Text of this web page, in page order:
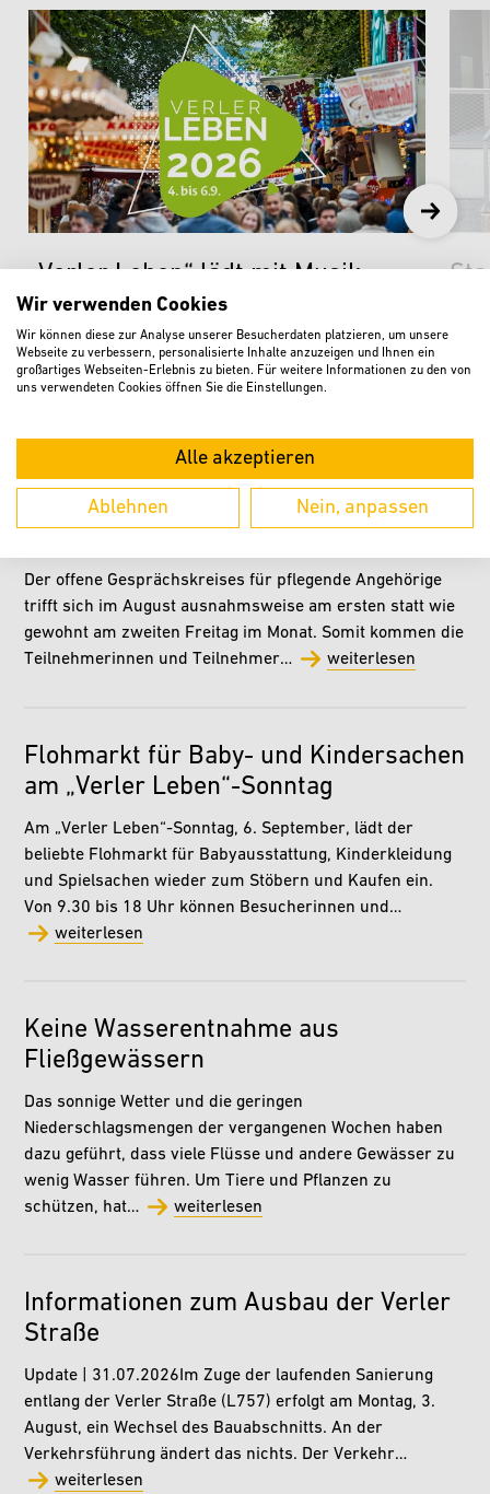
„Verler Leben“ lädt mit Musik,
Kirmes und neuen Angeboten zum
Feiern ein
weiterlesen
Offener Gesprächskreis für pflegende
Der offene Gesprächskreises für pflegende Angehörige
trifft sich im August ausnahmsweise am ersten statt wie
gewohnt am zweiten Freitag im Monat. Somit kommen die
Teilnehmerinnen und Teilnehmer…
weiterlesen
Flohmarkt für Baby- und Kindersachen
am „Verler Leben“-Sonntag
Am „Verler Leben“-Sonntag, 6. September, lädt der
beliebte Flohmarkt für Babyausstattung, Kinderkleidung
und Spielsachen wieder zum Stöbern und Kaufen ein.
Von 9.30 bis 18 Uhr können Besucherinnen und…
weiterlesen
Keine Wasserentnahme aus
Fließgewässern
Das sonnige Wetter und die geringen
Niederschlagsmengen der vergangenen Wochen haben
dazu geführt, dass viele Flüsse und andere Gewässer zu
wenig Wasser führen. Um Tiere und Pflanzen zu
schützen, hat…
weiterlesen
Informationen zum Ausbau der Verler
Straße
Update | 31.07.2026Im Zuge der laufenden Sanierung
entlang der Verler Straße (L757) erfolgt am Montag, 3.
August, ein Wechsel des Bauabschnitts. An der
Verkehrsführung ändert das nichts. Der Verkehr…
weiterlesen
Wir verwenden Cookies
Wir können diese zur Analyse unserer Besucherdaten platzieren, um unsere
Webseite zu verbessern, personalisierte Inhalte anzuzeigen und Ihnen ein
großartiges Webseiten-Erlebnis zu bieten. Für weitere Informationen zu den von
uns verwendeten Cookies öffnen Sie die Einstellungen.
Alle akzeptieren
Ablehnen Nein, anpassen